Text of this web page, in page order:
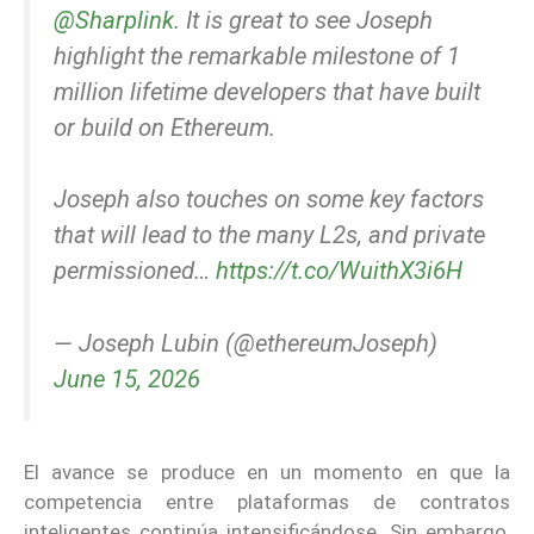
@Sharplink. It is great to see Joseph
highlight the remarkable milestone of 1
million lifetime developers that have built
or build on Ethereum.
Joseph also touches on some key factors
that will lead to the many L2s, and private
permissioned… https://t.co/WuithX3i6H
— Joseph Lubin (@ethereumJoseph)
June 15, 2026
El avance se produce en un momento en que la
competencia entre plataformas de contratos